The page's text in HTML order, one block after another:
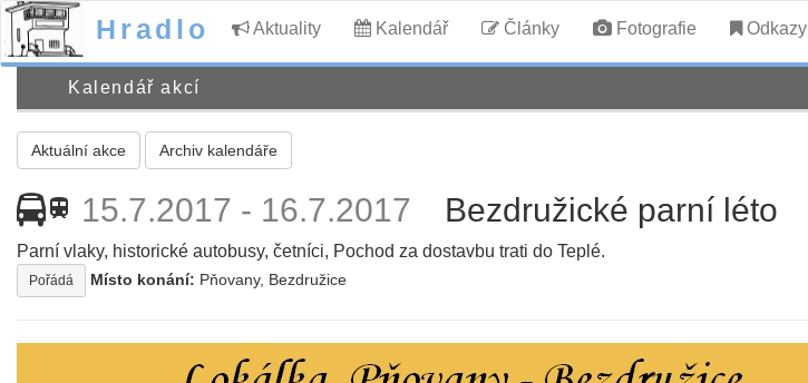
Hradlo Aktuality Kalendář Články Fotografie Odkazy
Kalendář akcí
Aktuální akce Archiv kalendáře
train 15.7.2017 - 16.7.2017 Bezdružické parní léto
Parní vlaky, historické autobusy, četníci, Pochod za dostavbu trati do Teplé.
Pořádá Místo konání: Pňovany, Bezdružice